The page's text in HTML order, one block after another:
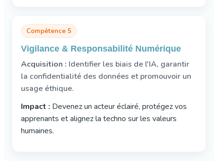
Compétence 5
Vigilance & Responsabilité Numérique
Acquisition : Identifier les biais de l'IA, garantir
la confidentialité des données et promouvoir un
usage éthique.
Impact : Devenez un acteur éclairé, protégez vos
apprenants et alignez la techno sur les valeurs
humaines.